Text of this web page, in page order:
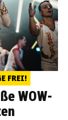
FREI!
WOW-